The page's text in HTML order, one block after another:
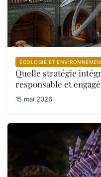
ÉCOLOGIE ET
Quelle stratégie
responsable et
15 mai 2026